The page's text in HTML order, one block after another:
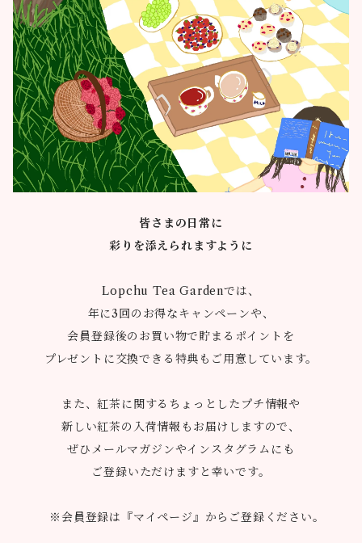
皆さまの日常に
彩りを添えられますように
Lopchu Tea Gardenでは、
年に3回のお得なキャンペーンや、
会員登録後のお買い物で貯まるポイントを
プレゼントに交換できる特典もご用意しています。
また、紅茶に関するちょっとしたプチ情報や
新しい紅茶の入荷情報もお届けしますので、
ぜひメールマガジンやインスタグラムにも
ご登録いただけますと幸いです。
※会員登録は『マイページ』からご登録ください。